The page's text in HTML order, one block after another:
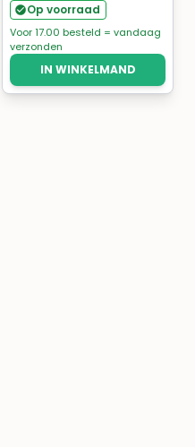
Op voorraad
Voor 17.00 besteld = vandaag
verzonden
IN WINKELMAND